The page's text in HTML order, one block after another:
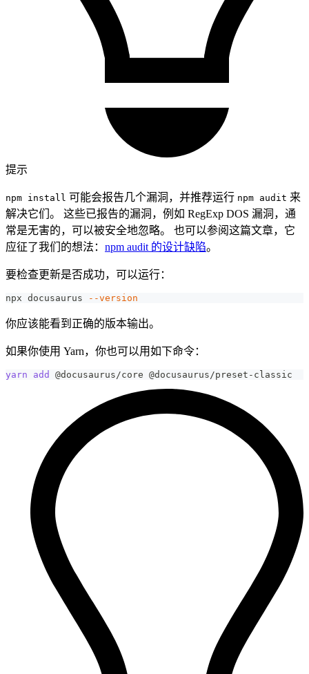
提示
npm install 可能会报告几个漏洞，并推荐运行 npm audit 来
解决它们。 这些已报告的漏洞，例如 RegExp DOS 漏洞，通
常是无害的，可以被安全地忽略。 也可以参阅这篇文章，它
应征了我们的想法： npm audit 的设计缺陷。
要检查更新是否成功，可以运行：
npx docusaurus --version
你应该能看到正确的版本输出。
如果你使用 Yarn，你也可以用如下命令：
yarn add @docusaurus/core @docusaurus/preset-classic